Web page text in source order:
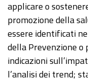
applicare o
promozione della
essere identificati
della Prevenzione
indicazioni
l’analisi dei trend;